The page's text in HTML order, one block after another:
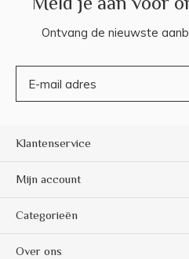
Ontvang de nieuwste
Klantenservice
Mijn account
Categorieën
Over ons